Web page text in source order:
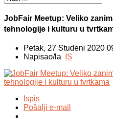
JobFair Meetup: Veliko
tehnologije i kulturu u
Petak, 27 Studeni 2020
Napisao/la
IS
Ispis
Pošalji e-mail